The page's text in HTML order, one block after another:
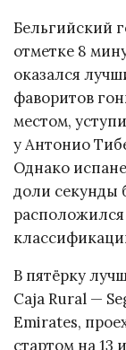
Бельгийский
отметке 8
оказался
фаворитов
местом,
у Антонио
Однако
доли секунды
расположился
В пятёрку
Caja Rural —
Emirates,
стартом на 13